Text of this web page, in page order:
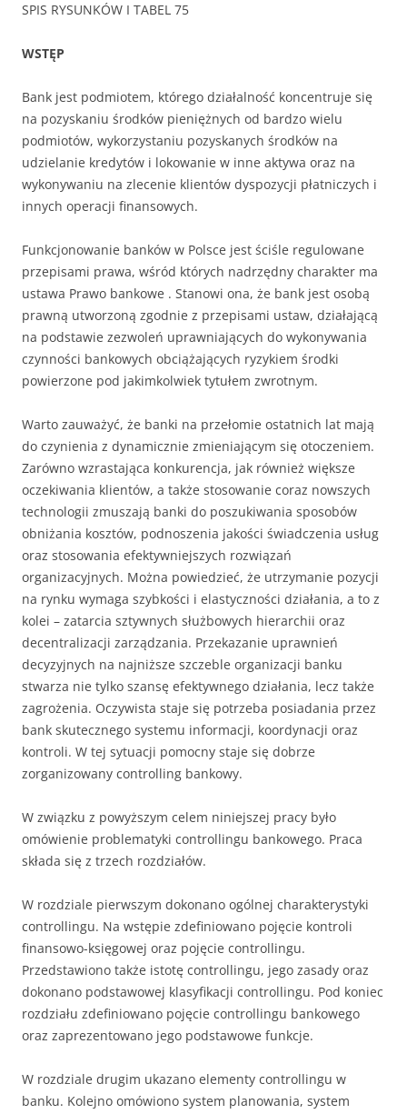
SPIS RYSUNKÓW I TABEL 75
WSTĘP
Bank jest podmiotem, którego działalność koncentruje się
na pozyskaniu środków pieniężnych od bardzo wielu
podmiotów, wykorzystaniu pozyskanych środków na
udzielanie kredytów i lokowanie w inne aktywa oraz na
wykonywaniu na zlecenie klientów dyspozycji płatniczych i
innych operacji finansowych.
Funkcjonowanie banków w Polsce jest ściśle regulowane
przepisami prawa, wśród których nadrzędny charakter ma
ustawa Prawo bankowe . Stanowi ona, że bank jest osobą
prawną utworzoną zgodnie z przepisami ustaw, działającą
na podstawie zezwoleń uprawniających do wykonywania
czynności bankowych obciążających ryzykiem środki
powierzone pod jakimkolwiek tytułem zwrotnym.
Warto zauważyć, że banki na przełomie ostatnich lat mają
do czynienia z dynamicznie zmieniającym się otoczeniem.
Zarówno wzrastająca konkurencja, jak również większe
oczekiwania klientów, a także stosowanie coraz nowszych
technologii zmuszają banki do poszukiwania sposobów
obniżania kosztów, podnoszenia jakości świadczenia usług
oraz stosowania efektywniejszych rozwiązań
organizacyjnych. Można powiedzieć, że utrzymanie pozycji
na rynku wymaga szybkości i elastyczności działania, a to z
kolei – zatarcia sztywnych służbowych hierarchii oraz
decentralizacji zarządzania. Przekazanie uprawnień
decyzyjnych na najniższe szczeble organizacji banku
stwarza nie tylko szansę efektywnego działania, lecz także
zagrożenia. Oczywista staje się potrzeba posiadania przez
bank skutecznego systemu informacji, koordynacji oraz
kontroli. W tej sytuacji pomocny staje się dobrze
zorganizowany controlling bankowy.
W związku z powyższym celem niniejszej pracy było
omówienie problematyki controllingu bankowego. Praca
składa się z trzech rozdziałów.
W rozdziale pierwszym dokonano ogólnej charakterystyki
controllingu. Na wstępie zdefiniowano pojęcie kontroli
finansowo-księgowej oraz pojęcie controllingu.
Przedstawiono także istotę controllingu, jego zasady oraz
dokonano podstawowej klasyfikacji controllingu. Pod koniec
rozdziału zdefiniowano pojęcie controllingu bankowego
oraz zaprezentowano jego podstawowe funkcje.
W rozdziale drugim ukazano elementy controllingu w
banku. Kolejno omówiono system planowania, system